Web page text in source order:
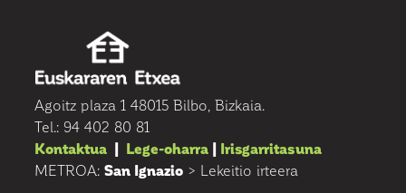
Agoitz plaza 1 48015 Bilbo, Bizkaia.
Tel.: 94 402 80 81
Kontaktua | Lege-oharra | Irisgarritasuna
METROA: San Ignazio > Lekeitio irteera